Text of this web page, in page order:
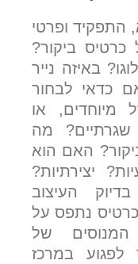
ופרטי
ביקור?
באיזה נייר
כדאי לבחור
מיוחדים, או
שגרתיים? מה
האם הוא
יצירתיות?
העיצוב
נתפס על
המנוסים של
לפגוע במרכז